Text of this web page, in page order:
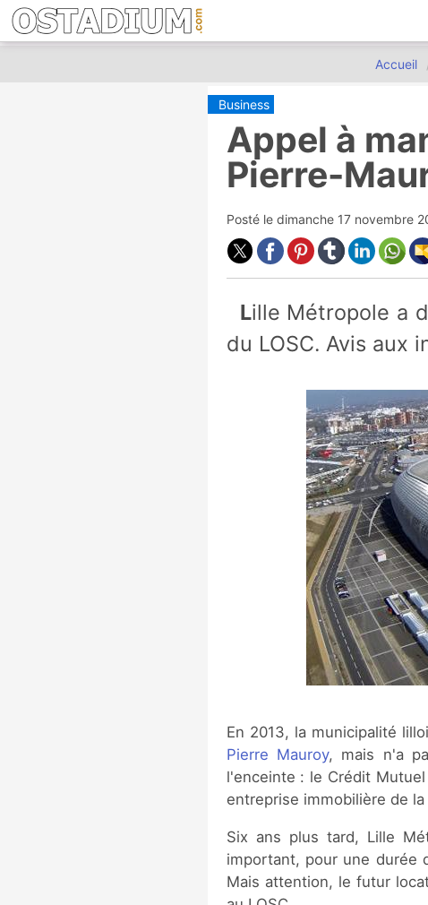
Accueil
Business
Appel à
Pierre-
Posté le dimanche 17 novembre
Lille Métropole a décidé de trouver un partenaire naming pour l'enceinte
du LOSC. Avis aux
En 2013, la municipalité
Pierre Mauroy, mais n'a
l'enceinte : le Crédit
entreprise immobilière de
Six ans plus tard, Lille
important, pour une durée
Mais attention, le futur